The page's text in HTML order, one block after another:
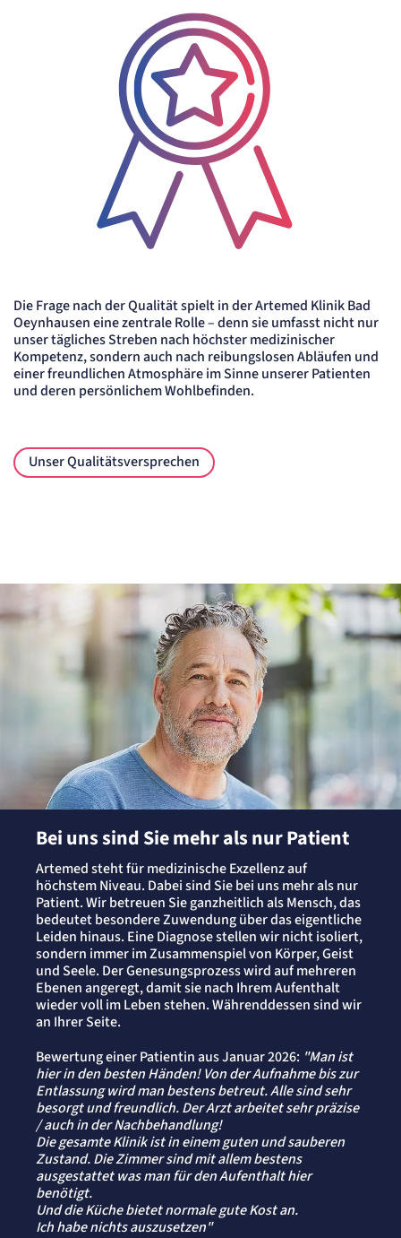
Die Frage nach der Qualität spielt in der Artemed Klinik Bad
Oeynhausen eine zentrale Rolle – denn sie umfasst nicht nur
unser tägliches Streben nach höchster medizinischer
Kompetenz, sondern auch nach reibungslosen Abläufen und
einer freundlichen Atmosphäre im Sinne unserer Patienten
und deren persönlichem Wohlbefinden.
Unser Qualitätsversprechen
Bei uns sind Sie mehr als nur Patient
Artemed steht für medizinische Exzellenz auf
höchstem Niveau. Dabei sind Sie bei uns mehr als nur
Patient. Wir betreuen Sie ganzheitlich als Mensch, das
bedeutet besondere Zuwendung über das eigentliche
Leiden hinaus. Eine Diagnose stellen wir nicht isoliert,
sondern immer im Zusammenspiel von Körper, Geist
und Seele. Der Genesungsprozess wird auf mehreren
Ebenen angeregt, damit sie nach Ihrem Aufenthalt
wieder voll im Leben stehen. Währenddessen sind wir
an Ihrer Seite.
Bewertung einer Patientin aus Januar 2026: "Man ist
hier in den besten Händen! Von der Aufnahme bis zur
Entlassung wird man bestens betreut. Alle sind sehr
besorgt und freundlich. Der Arzt arbeitet sehr präzise
/ auch in der Nachbehandlung!
Die gesamte Klinik ist in einem guten und sauberen
Zustand. Die Zimmer sind mit allem bestens
ausgestattet was man für den Aufenthalt hier
benötigt.
Und die Küche bietet normale gute Kost an.
Ich habe nichts auszusetzen"